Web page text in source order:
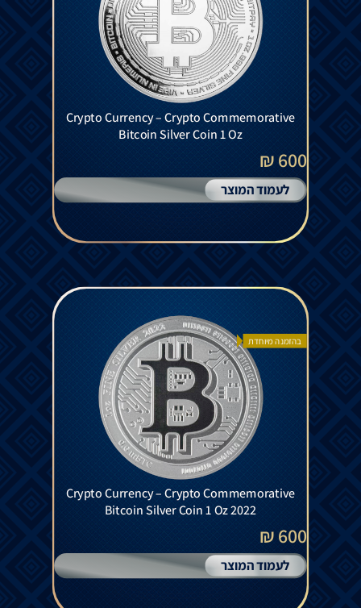
Crypto Currency – Crypto Commemorative
Bitcoin Silver Coin 1 Oz
600 ₪
לעמוד המוצר
בהזמנה מיוחדת
Crypto Currency – Crypto Commemorative
Bitcoin Silver Coin 1 Oz 2022
600 ₪
לעמוד המוצר